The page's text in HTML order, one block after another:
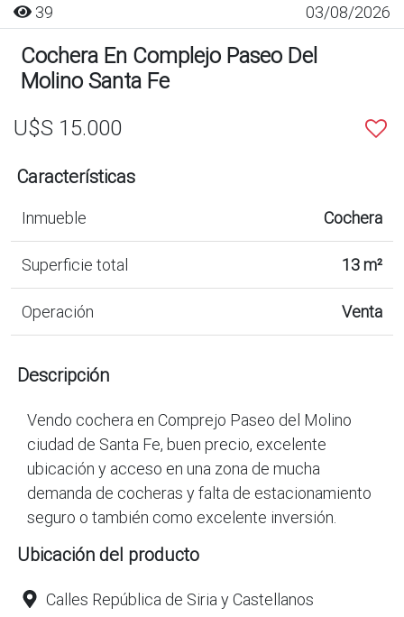
39 03/08/2026
Cochera En Complejo Paseo Del
Molino Santa Fe
U$S 15.000
Características
Inmueble Cochera
Superficie total 13 m²
Operación Venta
Descripción
Vendo cochera en Comprejo Paseo del Molino
ciudad de Santa Fe, buen precio, excelente
ubicación y acceso en una zona de mucha
demanda de cocheras y falta de estacionamiento
seguro o también como excelente inversión.
Ubicación del producto
Calles República de Siria y Castellanos